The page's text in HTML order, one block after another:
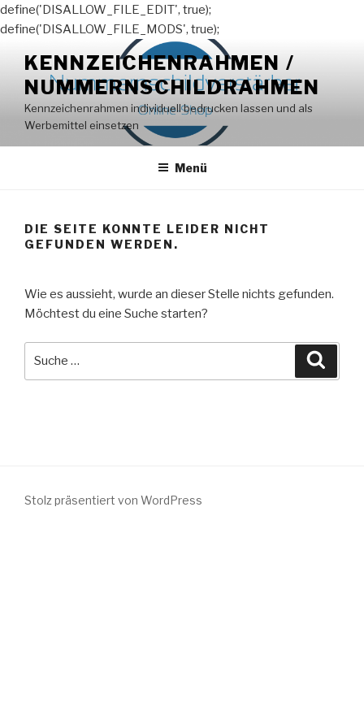
define('DISALLOW_FILE_EDIT', true);
define('DISALLOW_FILE_MODS', true);
Inhalt
springen
KENNZEICHENRAHMEN /
NUMMERNSCHILDRAHMEN
Kennzeichenrahmen individuell bedrucken lassen und als
Werbemittel einsetzen
Menü
DIE SEITE KONNTE LEIDER NICHT
GEFUNDEN WERDEN.
Wie es aussieht, wurde an dieser Stelle nichts gefunden.
Möchtest du eine Suche starten?
Stolz präsentiert von WordPress